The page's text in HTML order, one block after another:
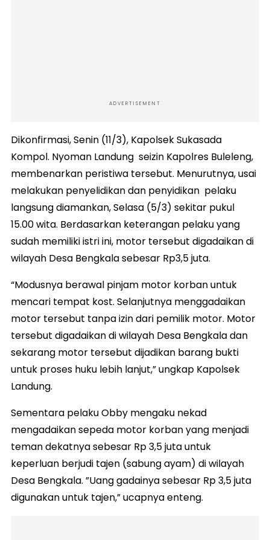
ADVERTISEMENT
Dikonfirmasi, Senin (11/3), Kapolsek Sukasada
Kompol. Nyoman Landung seizin Kapolres Buleleng,
membenarkan peristiwa tersebut. Menurutnya, usai
melakukan penyelidikan dan penyidikan pelaku
langsung diamankan, Selasa (5/3) sekitar pukul
15.00 wita. Berdasarkan keterangan pelaku yang
sudah memiliki istri ini, motor tersebut digadaikan di
wilayah Desa Bengkala sebesar Rp3,5 juta.
“Modusnya berawal pinjam motor korban untuk
mencari tempat kost. Selanjutnya menggadaikan
motor tersebut tanpa izin dari pemilik motor. Motor
tersebut digadaikan di wilayah Desa Bengkala dan
sekarang motor tersebut dijadikan barang bukti
untuk proses huku lebih lanjut,” ungkap Kapolsek
Landung.
Sementara pelaku Obby mengaku nekad
mengadaikan sepeda motor korban yang menjadi
teman dekatnya sebesar Rp 3,5 juta untuk
keperluan berjudi tajen (sabung ayam) di wilayah
Desa Bengkala. ”Uang gadainya sebesar Rp 3,5 juta
digunakan untuk tajen,” ucapnya enteng.